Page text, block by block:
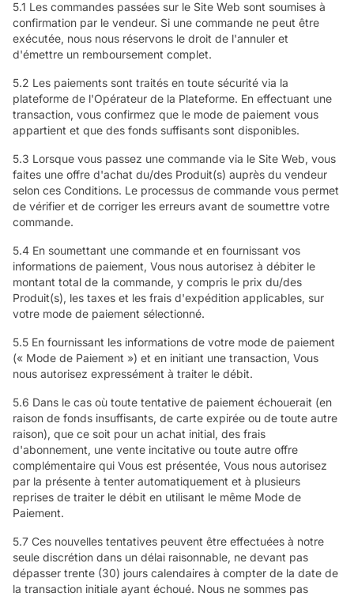
5.1 Les commandes passées sur le Site Web sont soumises à
confirmation par le vendeur. Si une commande ne peut être
exécutée, nous nous réservons le droit de l'annuler et
d'émettre un remboursement complet.
5.2 Les paiements sont traités en toute sécurité via la
plateforme de l'Opérateur de la Plateforme. En effectuant une
transaction, vous confirmez que le mode de paiement vous
appartient et que des fonds suffisants sont disponibles.
5.3 Lorsque vous passez une commande via le Site Web, vous
faites une offre d'achat du/des Produit(s) auprès du vendeur
selon ces Conditions. Le processus de commande vous permet
de vérifier et de corriger les erreurs avant de soumettre votre
commande.
5.4 En soumettant une commande et en fournissant vos
informations de paiement, Vous nous autorisez à débiter le
montant total de la commande, y compris le prix du/des
Produit(s), les taxes et les frais d'expédition applicables, sur
votre mode de paiement sélectionné.
5.5 En fournissant les informations de votre mode de paiement
(« Mode de Paiement ») et en initiant une transaction, Vous
nous autorisez expressément à traiter le débit.
5.6 Dans le cas où toute tentative de paiement échouerait (en
raison de fonds insuffisants, de carte expirée ou de toute autre
raison), que ce soit pour un achat initial, des frais
d'abonnement, une vente incitative ou toute autre offre
complémentaire qui Vous est présentée, Vous nous autorisez
par la présente à tenter automatiquement et à plusieurs
reprises de traiter le débit en utilisant le même Mode de
Paiement.
5.7 Ces nouvelles tentatives peuvent être effectuées à notre
seule discrétion dans un délai raisonnable, ne devant pas
dépasser trente (30) jours calendaires à compter de la date de
la transaction initiale ayant échoué. Nous ne sommes pas